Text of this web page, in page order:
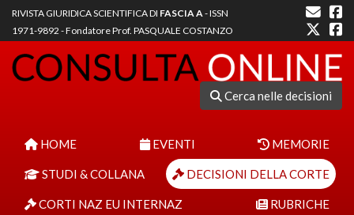
RIVISTA GIURIDICA SCIENTIFICA DI FASCIA A- ISSN
1971-9892 - Fondatore Prof. PASQUALE COSTANZO
Cerca nelle decisioni
HOME EVENTI MEMORIE
STUDI & COLLANA DECISIONI DELLA CORTE
CORTI NAZ EU INTERNAZ RUBRICHE